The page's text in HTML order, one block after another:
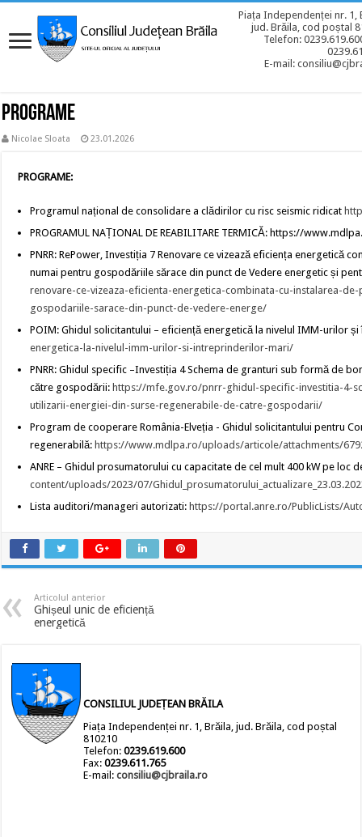
Piața Independenței nr. 1,
jud. Brăila, cod poștal
Telefon:
E-mail:
Programe
Nicolae Sloata 23.01.2026
PROGRAME:
Programul național de consolidare a clădirilor cu risc seismic ridicat
PROGRAMUL NAȚIONAL DE REABILITARE TERMICĂ: https://
PNRR: RePower, Investiția 7 Renovare ce vizează eficiența energetică
numai pentru gospodăriile sărace din punct de Vedere energetic și
renovare-ce-vizeaza-eficienta-energetica-combinata-cu-instalarea-
gospodariile-sarace-din-punct-de-vedere-energe/
POIM: Ghidul solicitantului – eficiență energetică la nivelul IMM-urilor
energetica-la-nivelul-imm-urilor-si-intreprinderilor-mari/
PNRR: Ghidul specific –Investiția 4 Schema de granturi sub formă de
către gospodării: https://mfe.gov.ro/pnrr-ghidul-specific-investitia-4-
utilizarii-energiei-din-surse-regenerabile-de-catre-gospodarii/
Program de cooperare România-Elveția - Ghidul solicitantului pentru
regenerabilă: https://www.mdlpa.ro/uploads/articole/attachments/
ANRE – Ghidul prosumatorului cu capacitate de cel mult 400 kW pe loc
content/uploads/2023/07/
Lista auditori/manageri autorizati: https://portal.anre.ro/PublicLists/
Articolul anterior
Ghișeul unic de eficiență
energetică
CONSILIUL JUDEȚEAN BRĂILA
Piața Independenței nr. 1, Brăila, jud. Brăila, cod poștal
810210
Telefon:0239.619.600
Fax:0239.611.765
E-mail:consiliu@cjbraila.ro